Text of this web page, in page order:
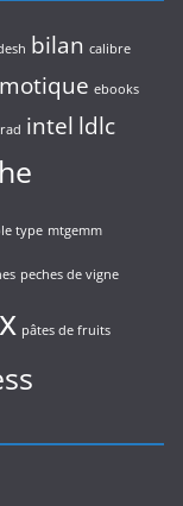
bilan calibre
ebooks
intel ldlc
type mtgemm
peches de vigne
pâtes de fruits